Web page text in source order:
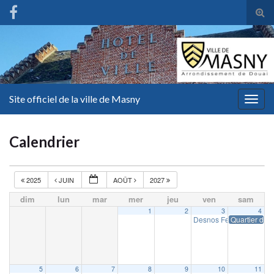
Site officiel de la ville de Masny
Calendrier
2025 JUIN AOÛT 2027
dim lun mar mer jeu ven sam
1 2 3
Desnos Fest19 h 00 min
4
Quartier
5 6 7 8 9 10 11